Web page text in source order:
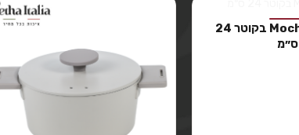
סיר יציקה Mocha בקוטר 24
ס״מ